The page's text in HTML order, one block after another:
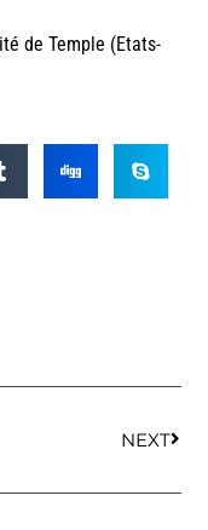
de Temple (Etats-
NEXT